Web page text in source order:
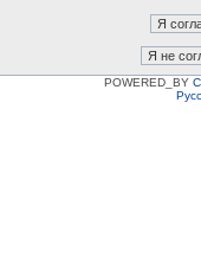
POWERED_BY